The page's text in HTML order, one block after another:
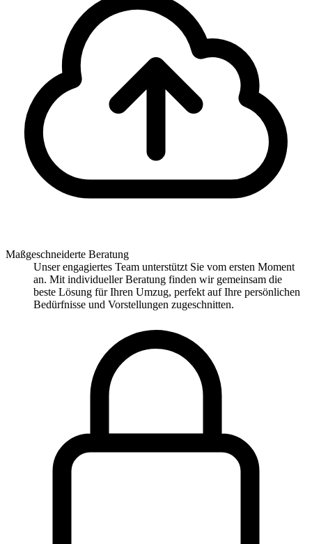
Maßgeschneiderte Beratung
Unser engagiertes Team unterstützt Sie vom ersten Moment
an. Mit individueller Beratung finden wir gemeinsam die
beste Lösung für Ihren Umzug, perfekt auf Ihre persönlichen
Bedürfnisse und Vorstellungen zugeschnitten.